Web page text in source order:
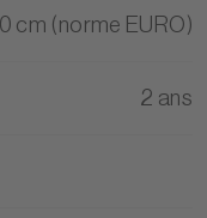
cm (norme EURO)
2 ans